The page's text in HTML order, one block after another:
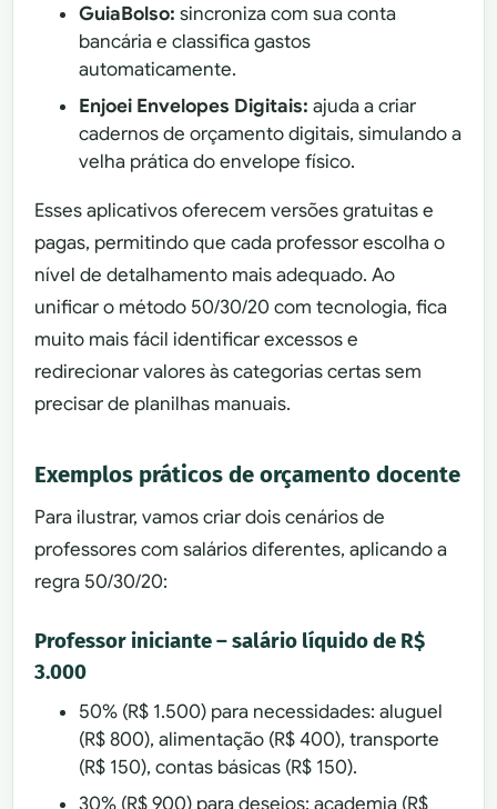
GuiaBolso: sincroniza com sua conta
bancária e classifica gastos
automaticamente.
Enjoei Envelopes Digitais: ajuda a criar
cadernos de orçamento digitais, simulando a
velha prática do envelope físico.
Esses aplicativos oferecem versões gratuitas e
pagas, permitindo que cada professor escolha o
nível de detalhamento mais adequado. Ao
unificar o método 50/30/20 com tecnologia, fica
muito mais fácil identificar excessos e
redirecionar valores às categorias certas sem
precisar de planilhas manuais.
Exemplos práticos de orçamento docente
Para ilustrar, vamos criar dois cenários de
professores com salários diferentes, aplicando a
regra 50/30/20:
Professor iniciante – salário líquido de R$
3.000
50% (R$ 1.500) para necessidades: aluguel
(R$ 800), alimentação (R$ 400), transporte
(R$ 150), contas básicas (R$ 150).